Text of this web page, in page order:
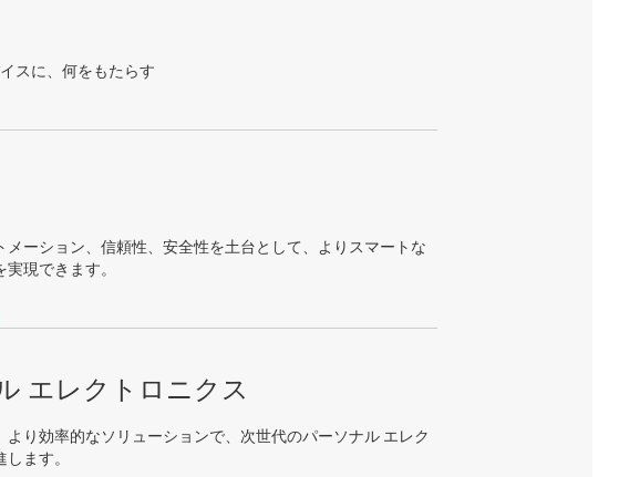
スに、何をもたらす
メーション、信頼性、安全性を土台として、よりスマートな
現できます。
エレクトロニクス
より効率的なソリューションで、次世代のパーソナル エレク
ます。